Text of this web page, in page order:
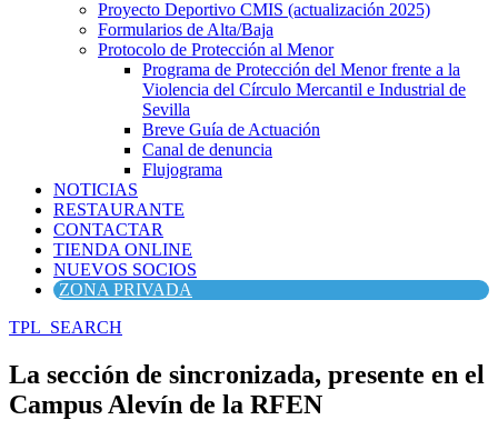
Proyecto Deportivo CMIS (actualización 2025)
Formularios de Alta/Baja
Protocolo de Protección al Menor
Programa de Protección del Menor frente a la
Violencia del Círculo Mercantil e Industrial de
Sevilla
Breve Guía de Actuación
Canal de denuncia
Flujograma
NOTICIAS
RESTAURANTE
CONTACTAR
TIENDA ONLINE
NUEVOS SOCIOS
ZONA PRIVADA
TPL_SEARCH
La sección de sincronizada, presente en el
Campus Alevín de la RFEN